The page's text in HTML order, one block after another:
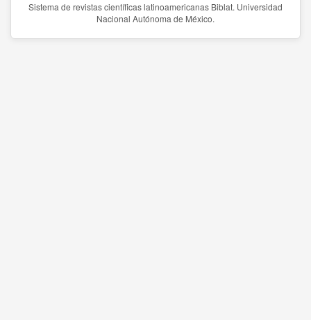
Sistema de revistas científicas latinoamericanas Biblat. Universidad
Nacional Autónoma de México.